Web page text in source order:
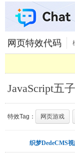
网页特效代码
JavaScript五
特效Tag： 网页游戏
织梦DedeCMS